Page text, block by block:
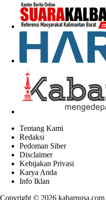
Tentang Kami
Redaksi
Pedoman Siber
Disclaimer
Kebijakan Privasi
Karya Anda
Info Iklan
Copyright © 2026 kabarnusa.com